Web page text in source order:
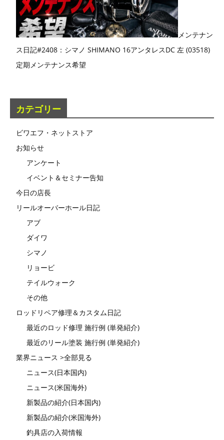
メンテナン
ス日記#2408：シマノ SHIMANO 16アンタレスDC 左 (03518)
定期メンテナンス希望
カテゴリー
ビワエフ・ネットストア
お知らせ
アンケート
イベント＆セミナー告知
今日の店長
リールオーバーホール日記
アブ
ダイワ
シマノ
リョービ
テイルウォーク
その他
ロッドリペア修理＆カスタム日記
最近のロッド修理 施行例 (単発紹介)
最近のリール塗装 施行例 (単発紹介)
業界ニュース >全部見る
ニュース(日本国内)
ニュース(米国海外)
新製品の紹介(日本国内)
新製品の紹介(米国海外)
釣具店の入荷情報